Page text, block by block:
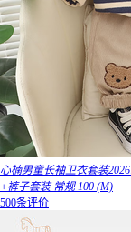
心楠男童长袖卫衣套装
+裤子套装 常规 100 (M)
500条评价